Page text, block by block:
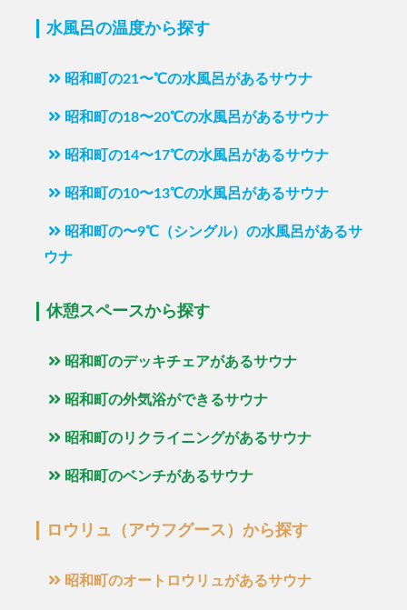
水風呂の温度から探す
昭和町の21〜℃の水風呂があるサウナ
昭和町の18〜20℃の水風呂があるサウナ
昭和町の14〜17℃の水風呂があるサウナ
昭和町の10〜13℃の水風呂があるサウナ
昭和町の〜9℃（シングル）の水風呂があるサ
ウナ
休憩スペースから探す
昭和町のデッキチェアがあるサウナ
昭和町の外気浴ができるサウナ
昭和町のリクライニングがあるサウナ
昭和町のベンチがあるサウナ
ロウリュ（アウフグース）から探す
昭和町のオートロウリュがあるサウナ